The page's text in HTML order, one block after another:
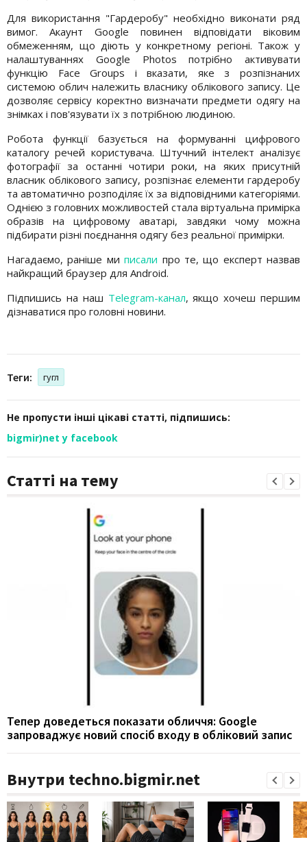
Для використання "Гардеробу" необхідно виконати ряд
вимог. Акаунт Google повинен відповідати віковим
обмеженням, що діють у конкретному регіоні. Також у
налаштуваннях Google Photos потрібно активувати
функцію Face Groups і вказати, яке з розпізнаних
системою облич належить власнику облікового запису. Це
дозволяє сервісу коректно визначати предмети одягу на
знімках і пов'язувати їх з потрібною людиною.
Робота функції базується на формуванні цифрового
каталогу речей користувача. Штучний інтелект аналізує
фотографії за останні чотири роки, на яких присутній
власник облікового запису, розпізнає елементи гардеробу
та автоматично розподіляє їх за відповідними категоріями.
Однією з головних можливостей стала віртуальна примірка
образів на цифровому аватарі, завдяки чому можна
підбирати різні поєднання одягу без реальної примірки.
Нагадаємо, раніше миписали про те, що експерт назвав
найкращий браузер для Android.
Підпишись на наш Telegram-канал, якщо хочеш першим
дізнаватися про головні новини.
Теги: гугл
Не пропусти інші цікаві статті, підпишись:
bigmir)net у facebook
Статті на тему
Тепер доведеться показати обличчя: Google
запроваджує новий спосіб входу в обліковий запис
Внутри techno.bigmir.net